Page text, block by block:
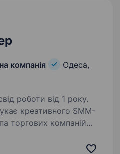
компанія
Одеса,
роботи від 1 року.
розвиваємо оптовий і